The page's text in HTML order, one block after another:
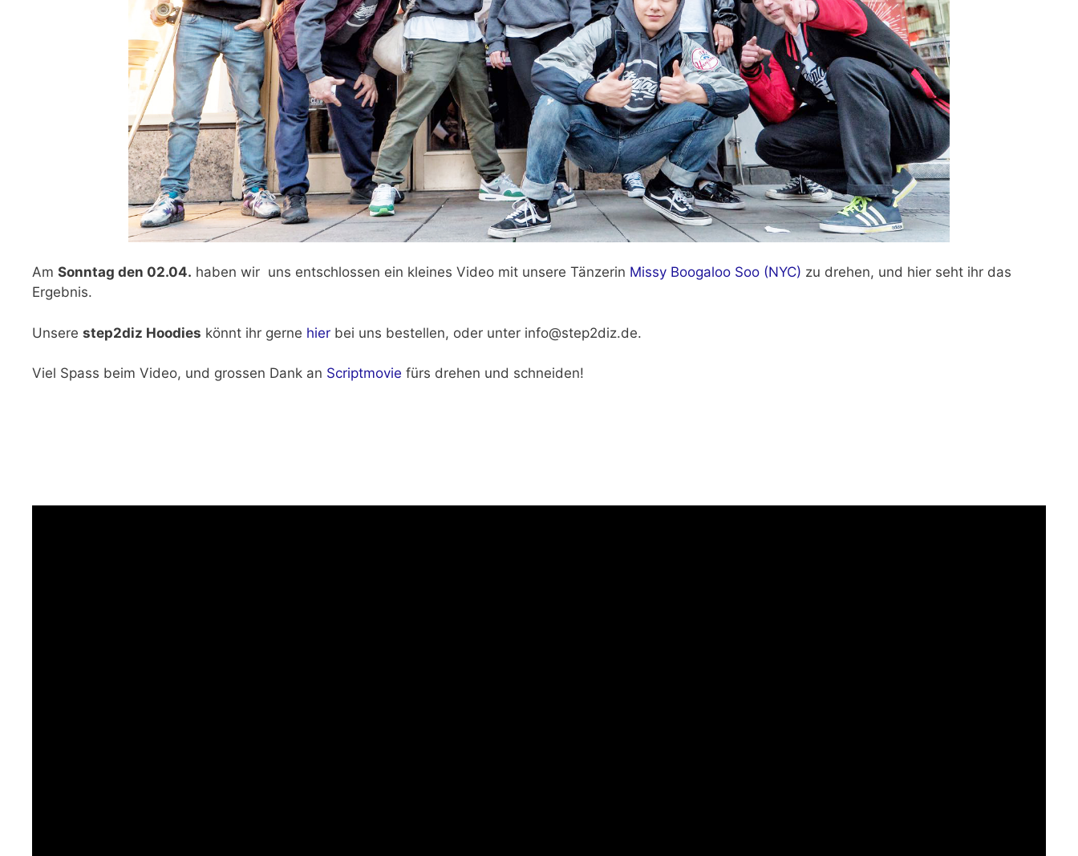
Am Sonntag den 02.04. haben wir uns entschlossen ein kleines Video mit unsere Tänzerin Missy Boogaloo Soo (NYC) zu drehen, und hier seht ihr das
Ergebnis.
Unsere step2diz Hoodies könnt ihr gerne hier bei uns bestellen, oder unter info@step2diz.de.
Viel Spass beim Video, und grossen Dank an Scriptmovie fürs drehen und schneiden!